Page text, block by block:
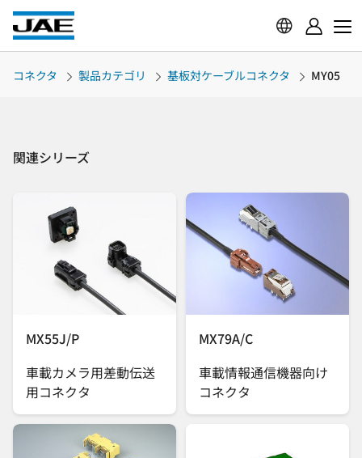
コネクタ 製品カテゴリ 基板対ケーブルコネクタ MY05
関連シリーズ
MX55J/P
車載カメラ用差動伝送
用コネクタ
MX79A/C
車載情報通信機器向け
コネクタ